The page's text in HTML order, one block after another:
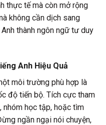
thực tế mà còn mở rộng
không cần dịch sang
thành ngôn ngữ tư duy
Anh Hiệu Quả
môi trường phù hợp là
độ tiến bộ. Tích cực tham
nhóm học tập, hoặc tìm
ngần ngại nói chuyện,